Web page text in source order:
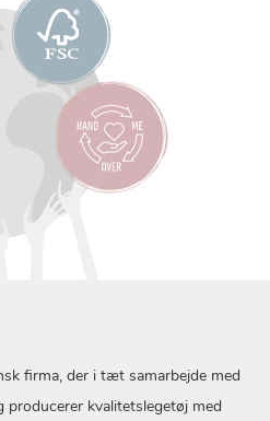
firma, der i tæt samarbejde med
producerer kvalitetslegetøj med